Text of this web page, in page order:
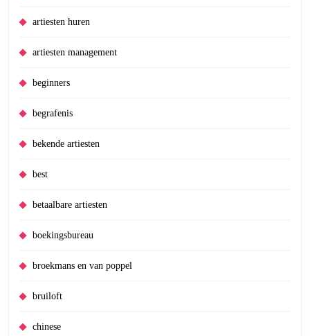
artiesten huren
artiesten management
beginners
begrafenis
bekende artiesten
best
betaalbare artiesten
boekingsbureau
broekmans en van poppel
bruiloft
chinese